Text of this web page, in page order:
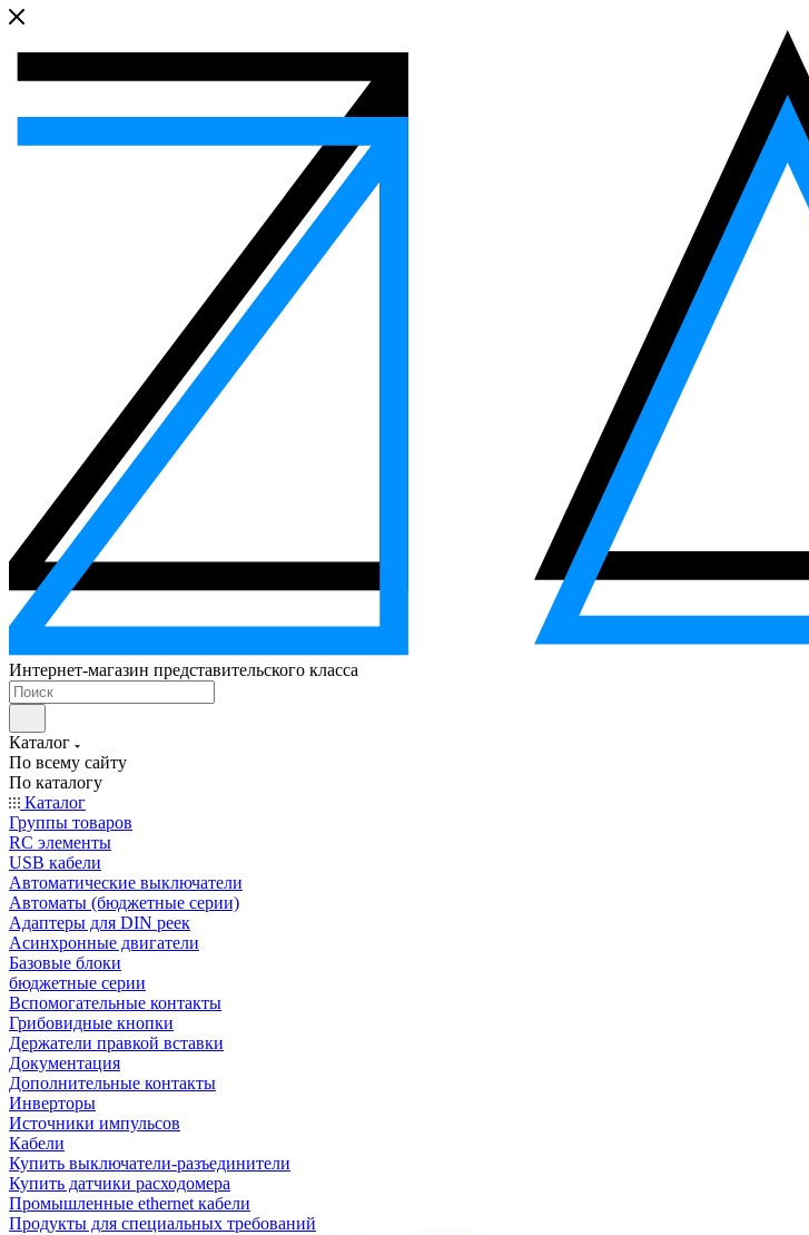
Интернет-магазин представительского класса
Каталог
По всему сайту
По каталогу
Каталог
Группы товаров
RC элементы
USB кабели
Автоматические выключатели
Автоматы (бюджетные серии)
Адаптеры для DIN реек
Асинхронные двигатели
Базовые блоки
бюджетные серии
Вспомогательные контакты
Грибовидные кнопки
Держатели правкой вставки
Документация
Дополнительные контакты
Инверторы
Источники импульсов
Кабели
Купить выключатели-разъединители
Купить датчики расходомера
Промышленные ethernet кабели
Продукты для специальных требований